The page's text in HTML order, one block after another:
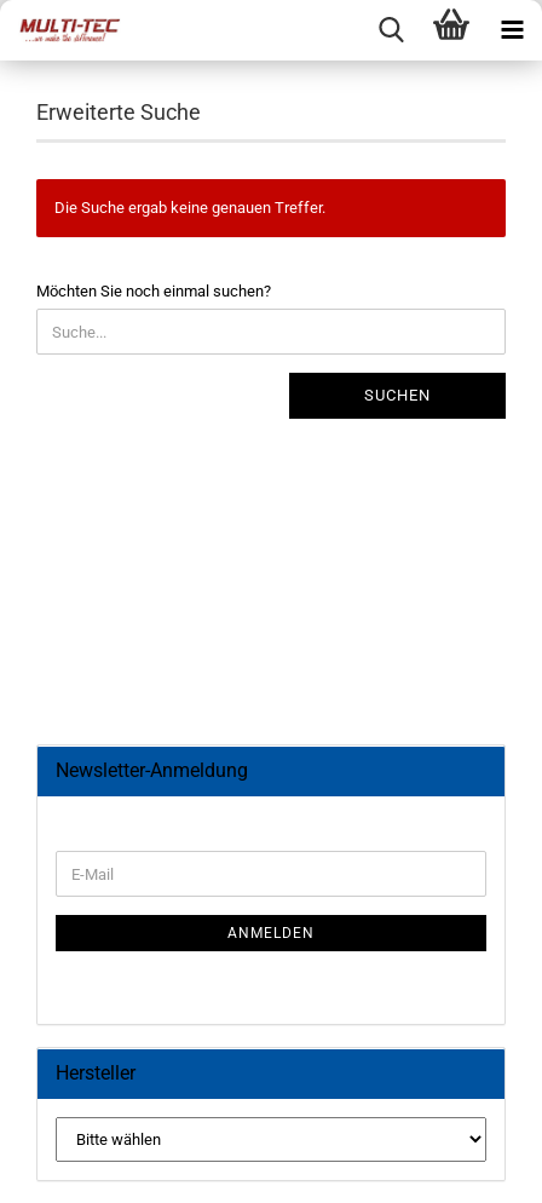
Erweiterte Suche
Die Suche ergab keine genauen Treffer.
MÖCHTEN
SIE
NOCH
EINMAL
Möchten Sie noch einmal suchen?
SUCHEN
Newsletter-Anmeldung
ZUR
E-
Mail
ANMELDEN
Hersteller